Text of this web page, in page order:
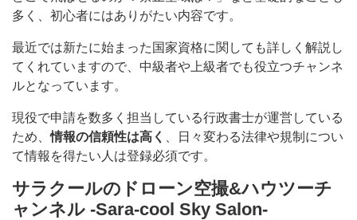
多く、初心者にはありがたい内容です。
最近では新たに始まった国家資格に関しても詳しく解説し
てくれていますので、中級者や上級者でも役立つチャンネ
ルとなっています。
現役で申請を数多く担当している行政書士が運営している
ため、情報の信頼性は高く
、日々変わる法律や規制につい
て情報を得たい人は登録必須です。
サラクールのドローン空撮&ハウツーチ
ャンネル -Sara-cool Sky Salon-